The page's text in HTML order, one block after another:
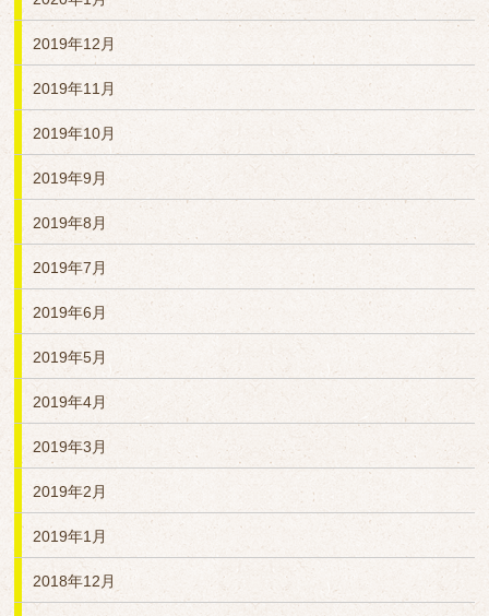
2019年12月
2019年11月
2019年10月
2019年9月
2019年8月
2019年7月
2019年6月
2019年5月
2019年4月
2019年3月
2019年2月
2019年1月
2018年12月